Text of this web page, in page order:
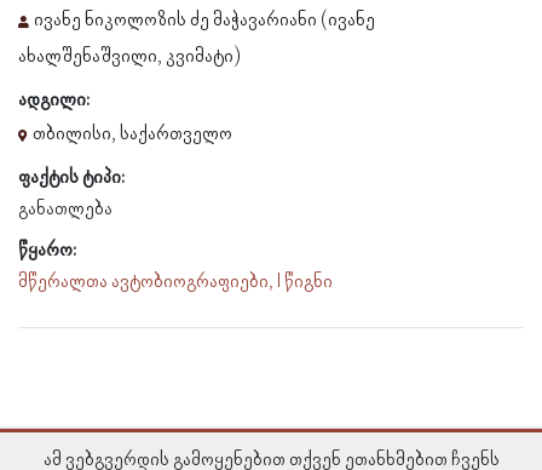
ივანე ნიკოლოზის ძე მაჭავარიანი (ივანე
ახალშენაშვილი, კვიმატი)
ადგილი:
თბილისი, საქართველო
ფაქტის ტიპი:
განათლება
წყარო:
მწერალთა ავტობიოგრაფიები, I წიგნი
ამ ვებგვერდის გამოყენებით თქვენ ეთანხმებით ჩვენს